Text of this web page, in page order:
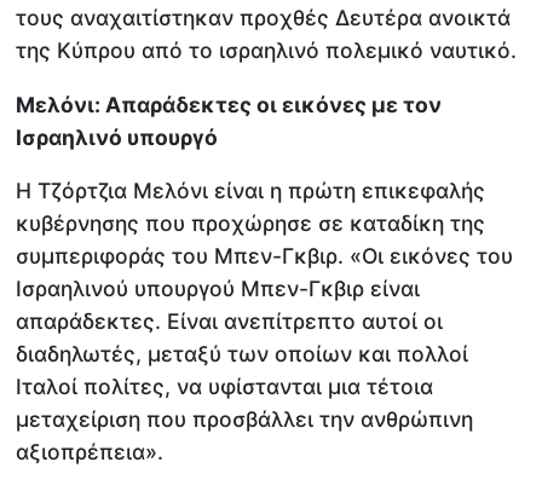
τους αναχαιτίστηκαν προχθές Δευτέρα ανοικτά
της Κύπρου από το ισραηλινό πολεμικό ναυτικό.
Μελόνι: Απαράδεκτες οι εικόνες με τον
Ισραηλινό υπουργό
Η Τζόρτζια Μελόνι είναι η πρώτη επικεφαλής
κυβέρνησης που προχώρησε σε καταδίκη της
συμπεριφοράς του Μπεν-Γκβιρ. «Οι εικόνες του
Ισραηλινού υπουργού Μπεν-Γκβιρ είναι
απαράδεκτες. Είναι ανεπίτρεπτο αυτοί οι
διαδηλωτές, μεταξύ των οποίων και πολλοί
Ιταλοί πολίτες, να υφίστανται μια τέτοια
μεταχείριση που προσβάλλει την ανθρώπινη
αξιοπρέπεια».